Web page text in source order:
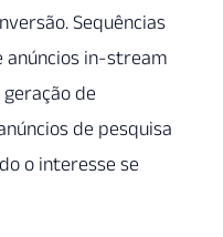
Sequências
anúncios in-stream
de
de pesquisa
o interesse se